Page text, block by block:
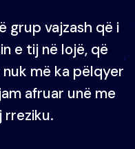
grup vajzash që i
e tij në lojë, që
më ka pëlqyer
afruar unë me
rreziku.